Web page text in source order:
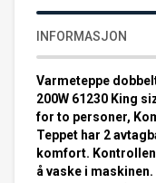
INFORMASJON
Varmeteppe
200W 61230 King
for to personer,
Teppet har 2
komfort.
å vaske i